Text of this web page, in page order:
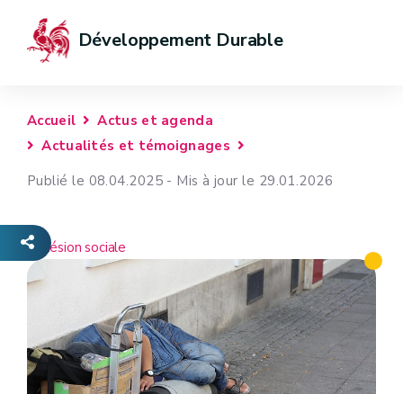
Développement Durable
Accueil
Actus et agenda
Actualités et témoignages
Publié le 08.04.2025 - Mis à jour le 29.01.2026
Cohésion sociale